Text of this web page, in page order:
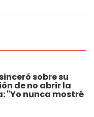
sobre su
de no abrir la
"Yo nunca mostré